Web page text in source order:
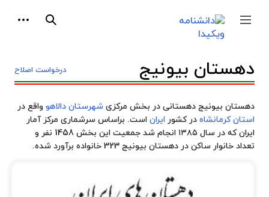
جمع و باز کردن نوار کناری جستجو
درخواست اصلاح دهستان بیونیج
دهستان بیونیج دهستانی در بخش مرکزی شهرستان دالاهو واقع در
استان کرمانشاه در کشور ایران است. براساس سرشماری مرکز آمار
ایران که در سال ۱۳۸۵ انجام شد جمعیت این بخش 1458 نفر و
تعداد خانوار ساکن در دهستان بیونیج 323 خانواده برآورد شده.